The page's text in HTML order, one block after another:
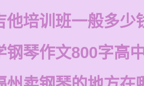
他培训班一般多少
钢琴作文800字高